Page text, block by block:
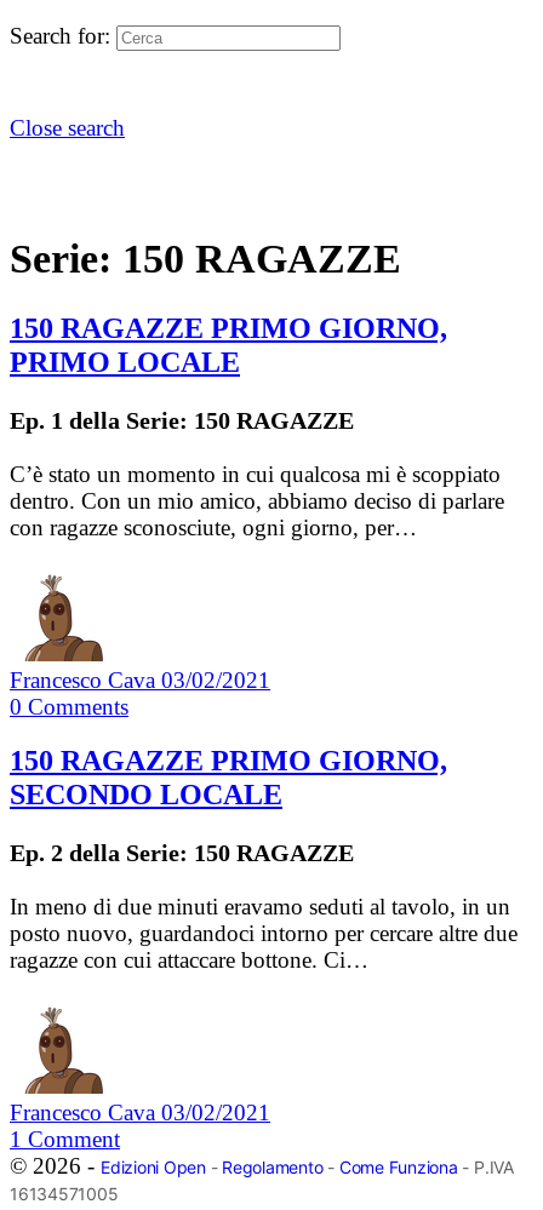
Search for:
Close search
Serie: 150 RAGAZZE
150 RAGAZZE PRIMO GIORNO,
PRIMO LOCALE
Ep. 1 della Serie: 150 RAGAZZE
C’è stato un momento in cui qualcosa mi è scoppiato
dentro. Con un mio amico, abbiamo deciso di parlare
con ragazze sconosciute, ogni giorno, per…
Francesco Cava 03/02/2021
0 Comments
150 RAGAZZE PRIMO GIORNO,
SECONDO LOCALE
Ep. 2 della Serie: 150 RAGAZZE
In meno di due minuti eravamo seduti al tavolo, in un
posto nuovo, guardandoci intorno per cercare altre due
ragazze con cui attaccare bottone. Ci…
Francesco Cava 03/02/2021
1 Comment
© 2026 - Edizioni Open- Regolamento- Come Funziona - P.IVA
16134571005